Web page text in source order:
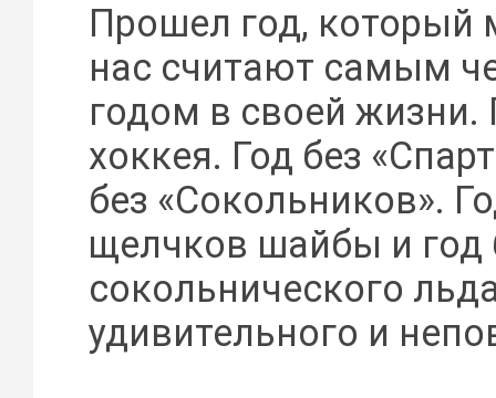
Прошел год, который
нас считают самым
годом в своей жизни.
хоккея. Год без
без «Сокольников».
щелчков шайбы и год
сокольнического
удивительного и